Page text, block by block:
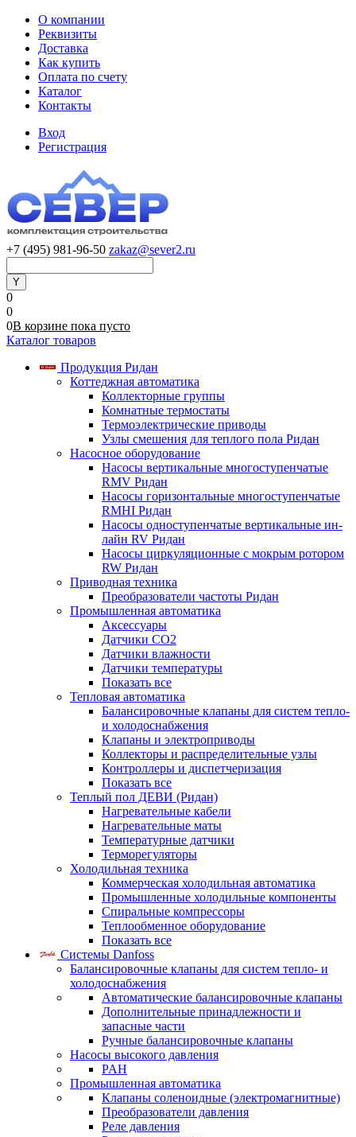
О компании
Реквизиты
Доставка
Как купить
Оплата по счету
Каталог
Контакты
Вход
Регистрация
+7 (495) 981-96-50 zakaz@sever2.ru
0
0
0В корзине пока пусто
Каталог товаров
Продукция Ридан
Коттеджная автоматика
Коллекторные группы
Комнатные термостаты
Термоэлектрические приводы
Узлы смешения для теплого пола Ридан
Насосное оборудование
Насосы вертикальные многоступенчатые
RMV Ридан
Насосы горизонтальные многоступенчатые
RMHI Ридан
Насосы одноступенчатые вертикальные ин-
лайн RV Ридан
Насосы циркуляционные с мокрым ротором
RW Ридан
Приводная техника
Преобразователи частоты Ридан
Промышленная автоматика
Аксессуары
Датчики CO2
Датчики влажности
Датчики температуры
Показать все
Тепловая автоматика
Балансировочные клапаны для систем тепло-
и холодоснабжения
Клапаны и электроприводы
Коллекторы и распределительные узлы
Контроллеры и диспетчеризация
Показать все
Теплый пол ДЕВИ (Ридан)
Нагревательные кабели
Нагревательные маты
Температурные датчики
Терморегуляторы
Холодильная техника
Коммерческая холодильная автоматика
Промышленные холодильные компоненты
Спиральные компрессоры
Теплообменное оборудование
Показать все
Системы Danfoss
Балансировочные клапаны для систем тепло- и
холодоснабжения
Автоматические балансировочные клапаны
Дополнительные принадлежности и
запасные части
Ручные балансировочные клапаны
Насосы высокого давления
PAH
Промышленная автоматика
Клапаны соленоидные (электромагнитные)
Преобразователи давления
Реле давления